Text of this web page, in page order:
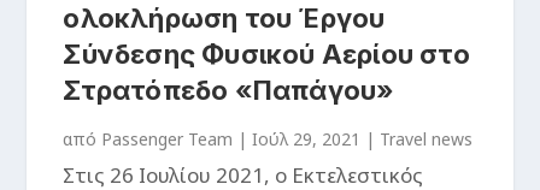
ολοκλήρωση του Έργου
Σύνδεσης Φυσικού Αερίου στο
Στρατόπεδο «Παπάγου»
από Passenger Team |Ιούλ 29, 2021 | Travel news
Στις 26 Ιουλίου 2021, ο Εκτελεστικός